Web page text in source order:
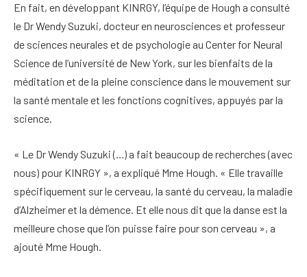
En fait, en développant KINRGY, l’équipe de Hough a consulté
le Dr Wendy Suzuki, docteur en neurosciences et professeur
de sciences neurales et de psychologie au Center for Neural
Science de l’université de New York, sur les bienfaits de la
méditation et de la pleine conscience dans le mouvement sur
la santé mentale et les fonctions cognitives, appuyés par la
science.
« Le Dr Wendy Suzuki (…) a fait beaucoup de recherches (avec
nous) pour KINRGY », a expliqué Mme Hough. « Elle travaille
spécifiquement sur le cerveau, la santé du cerveau, la maladie
d’Alzheimer et la démence. Et elle nous dit que la danse est la
meilleure chose que l’on puisse faire pour son cerveau », a
ajouté Mme Hough.